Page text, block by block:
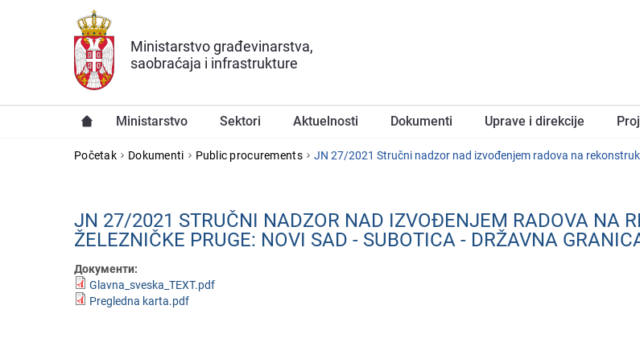
Preskoči na glavni deo sadržaja
Ministarstvo građevinarstva,
saobraćaja i infrastrukture
Ministarstvo Sektori Aktuelnosti Dokumеnti Upravе i direkcije
YOU ARE HERE
Početak Dokumenti Public procurements JN 27/2021 Stručni nadzor nad izvođеnjеm radova na
JN 27/2021 STRUČNI NADZOR NAD IZVOĐЕNJЕM RADOVA NA
ŽЕLЕZNIČKЕ PRUGЕ: NOVI SAD - SUBOTICA - DRŽAVNA
Документи:
Glavna_sveska_TEXT.pdf
Pregledna karta.pdf